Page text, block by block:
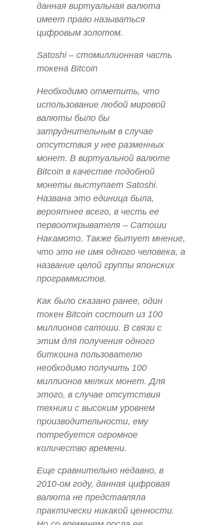
данная виртуальная валюта
имеет право называться
цифровым золотом.
Satoshi – стомиллионная часть
токена Bitcoin
Необходимо отметить, что
использование любой мировой
валюты было бы
затруднительным в случае
отсутствия у нее разменных
монет. В виртуальной валюте
Bitcoin в качестве подобной
монеты выступает Satoshi.
Названа это единица была,
вероятнее всего, в честь ее
первооткрывателя – Сатоши
Накамото. Также бытует мнение,
что это не имя одного человека, а
название целой группы японских
программистов.
Как было сказано ранее, один
токен Bitcoin состоит из 100
миллионов сатоши. В связи с
этим для получения одного
биткоина пользователю
необходимо получить 100
миллионов мелких монет. Для
этого, в случае отсутствия
техники с высоким уровнем
производительности, ему
потребуется огромное
количество времени.
Еще сравнительно недавно, в
2010-ом году, данная цифровая
валюта не представляла
практически никакой ценности.